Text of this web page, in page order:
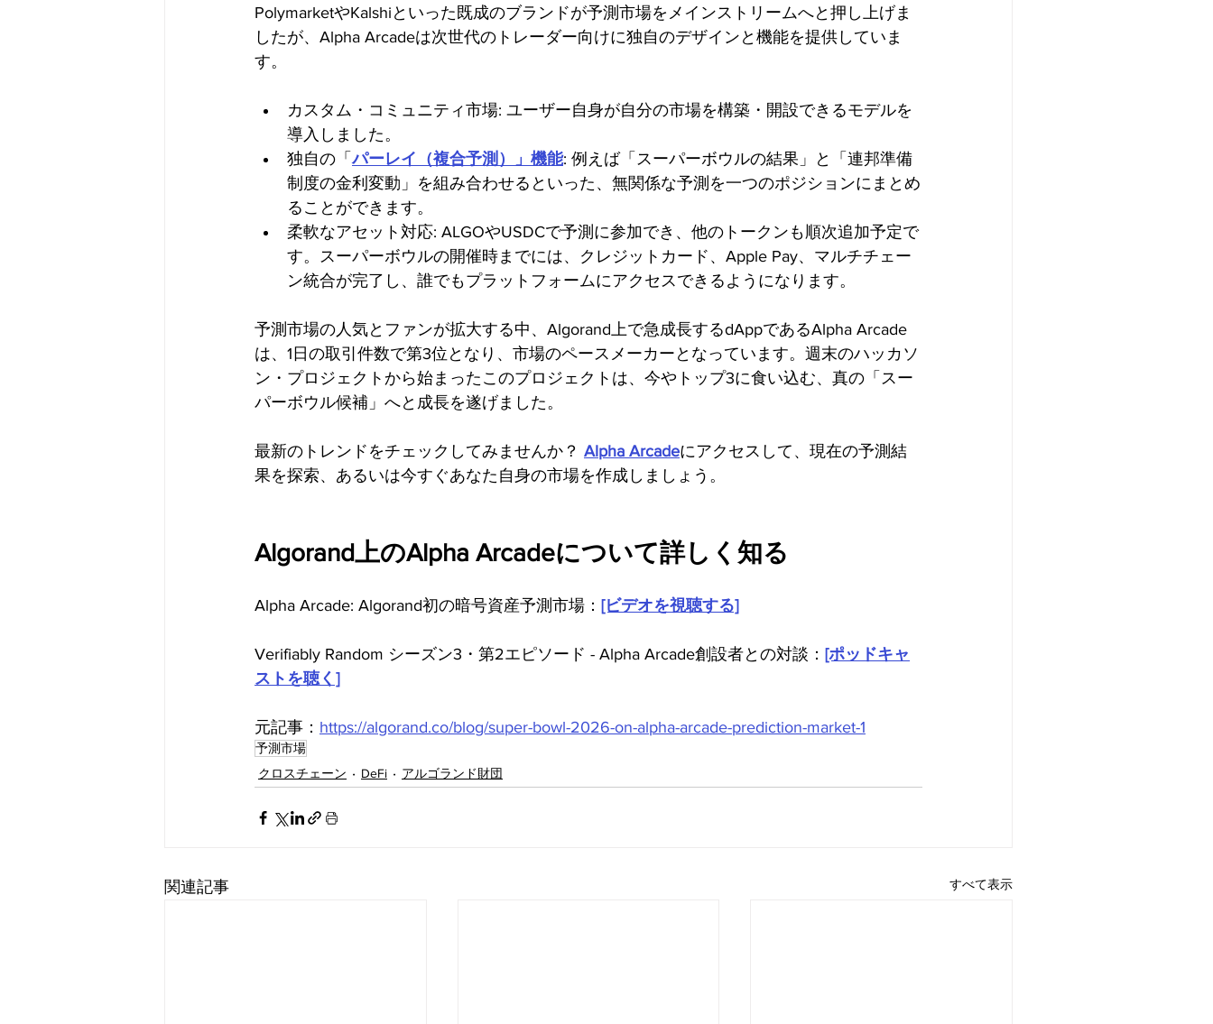
PolymarketやKalshiといった既成のブランドが予測市場をメインストリームへと押し上げま
したが、Alpha Arcadeは次世代のトレーダー向けに独自のデザインと機能を提供していま
す。
カスタム・コミュニティ市場: ユーザー自身が自分の市場を構築・開設できるモデルを
導入しました。
独自の「パーレイ（複合予測）」機能: 例えば「スーパーボウルの結果」と「連邦準備
制度の金利変動」を組み合わせるといった、無関係な予測を一つのポジションにまとめ
ることができます。
柔軟なアセット対応: ALGOやUSDCで予測に参加でき、他のトークンも順次追加予定で
す。スーパーボウルの開催時までには、クレジットカード、Apple Pay、マルチチェー
ン統合が完了し、誰でもプラットフォームにアクセスできるようになります。
予測市場の人気とファンが拡大する中、Algorand上で急成長するdAppであるAlpha Arcade
は、1日の取引件数で第3位となり、市場のペースメーカーとなっています。週末のハッカソ
ン・プロジェクトから始まったこのプロジェクトは、今やトップ3に食い込む、真の「スー
パーボウル候補」へと成長を遂げました。
最新のトレンドをチェックしてみませんか？ Alpha Arcadeにアクセスして、現在の予測結
果を探索、あるいは今すぐあなた自身の市場を作成しましょう。
Algorand上のAlpha Arcadeについて詳しく知る
Alpha Arcade: Algorand初の暗号資産予測市場： [ビデオを視聴する]
Verifiably Random シーズン3・第2エピソード - Alpha Arcade創設者との対談： [ポッドキャ
ストを聴く]
元記事： https://algorand.co/blog/super-bowl-2026-on-alpha-arcade-prediction-market-1
予測市場
クロスチェーン
DeFi アルゴランド財団
関連記事 すべて表示